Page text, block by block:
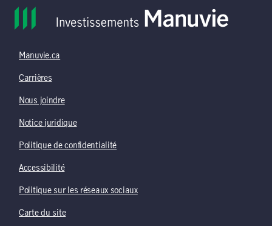
Manuvie.ca
Carrières
Nous joindre
Notice juridique
Politique de confidentialité
Accessibilité
Politique sur les réseaux sociaux
Carte du site